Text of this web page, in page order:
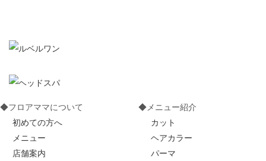
◆フロアママについて
初めての方へ
メニュー
店舗案内
◆メニュー紹介
カット
ヘアカラー
パーマ